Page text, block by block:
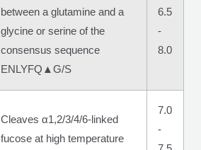
between a glutamine and a
glycine or serine of the
consensus sequence
ENLYFQ▲G/S
6.5
-
8.0
Cleaves α1,2/3/4/6-linked
fucose at high temperature
7.0
-